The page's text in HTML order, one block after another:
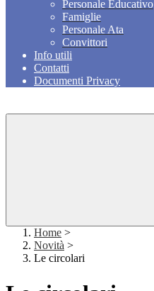
Personale Educativo
Famiglie
Personale Ata
Convittori
Info utili
Contatti
Documenti Privacy
Home >
Novità >
Le circolari